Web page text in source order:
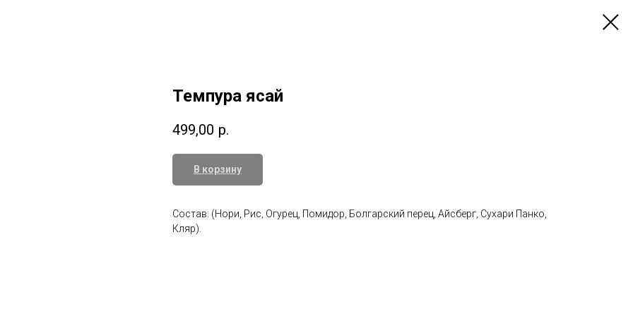
Темпура ясай
499,00 р.
В корзину
Состав: (Нори, Рис, Огурец, Помидор, Болгарский перец, Айсберг, Сухари Панко,
Кляр).